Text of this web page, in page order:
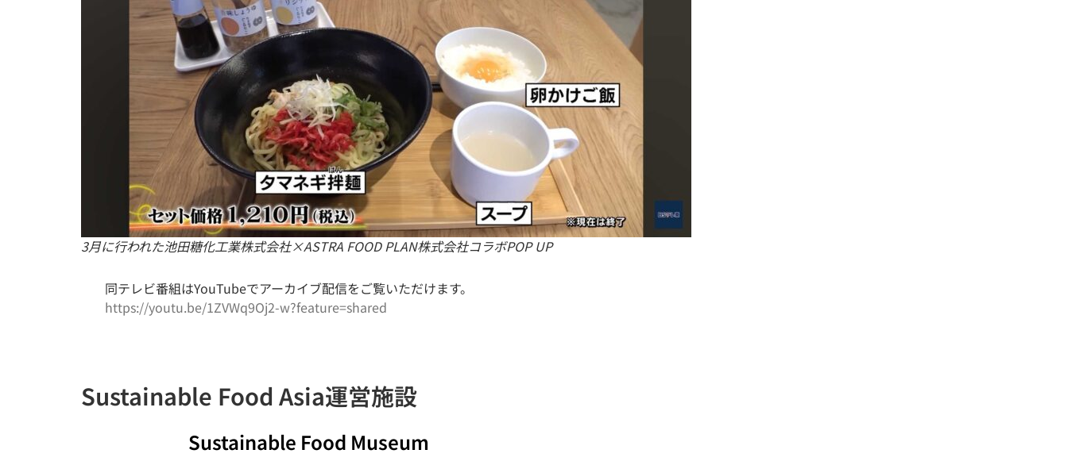
3月に行われた池田糖化工業株式会社×ASTRA FOOD PLAN株式会社コラボPOP UP
同テレビ番組はYouTubeでアーカイブ配信をご覧いただけます。
https://youtu.be/1ZVWq9Oj2-w?feature=shared
Sustainable Food Asia運営施設
Sustainable Food Museum